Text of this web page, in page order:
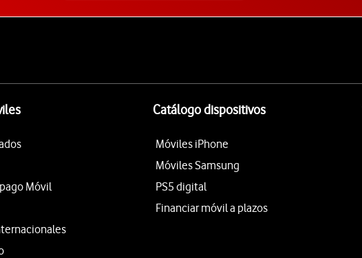
Móvil
Catálogo dispositivos
Móviles iPhone
Móviles Samsung
PS5 digital
Financiar móvil a plazos